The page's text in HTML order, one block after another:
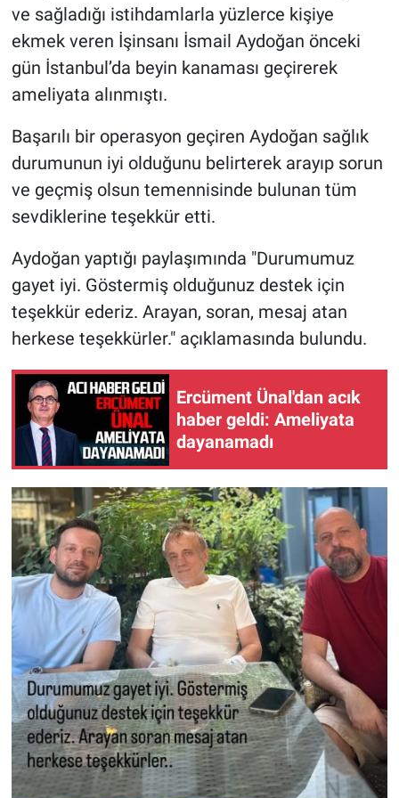
ve sağladığı istihdamlarla yüzlerce kişiye
ekmek veren İşinsanı İsmail Aydoğan önceki
gün İstanbul’da beyin kanaması geçirerek
ameliyata alınmıştı.
Başarılı bir operasyon geçiren Aydoğan sağlık
durumunun iyi olduğunu belirterek arayıp sorun
ve geçmiş olsun temennisinde bulunan tüm
sevdiklerine teşekkür etti.
Aydoğan yaptığı paylaşımında "Durumumuz
gayet iyi. Göstermiş olduğunuz destek için
teşekkür ederiz. Arayan, soran, mesaj atan
herkese teşekkürler." açıklamasında bulundu.
Ercüment Ünal'dan acık
haber geldi: Ameliyata
dayanamadı